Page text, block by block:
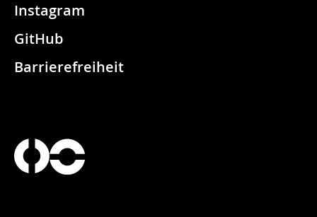
Instagram
GitHub
Barrierefreiheit